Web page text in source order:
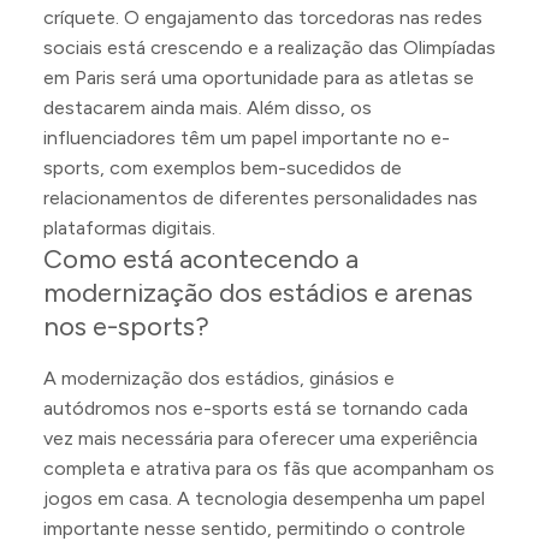
críquete. O engajamento das torcedoras nas redes
sociais está crescendo e a realização das Olimpíadas
em Paris será uma oportunidade para as atletas se
destacarem ainda mais. Além disso, os
influenciadores têm um papel importante no e-
sports, com exemplos bem-sucedidos de
relacionamentos de diferentes personalidades nas
plataformas digitais.
Como está acontecendo a
modernização dos estádios e arenas
nos e-sports?
A modernização dos estádios, ginásios e
autódromos nos e-sports está se tornando cada
vez mais necessária para oferecer uma experiência
completa e atrativa para os fãs que acompanham os
jogos em casa. A tecnologia desempenha um papel
importante nesse sentido, permitindo o controle